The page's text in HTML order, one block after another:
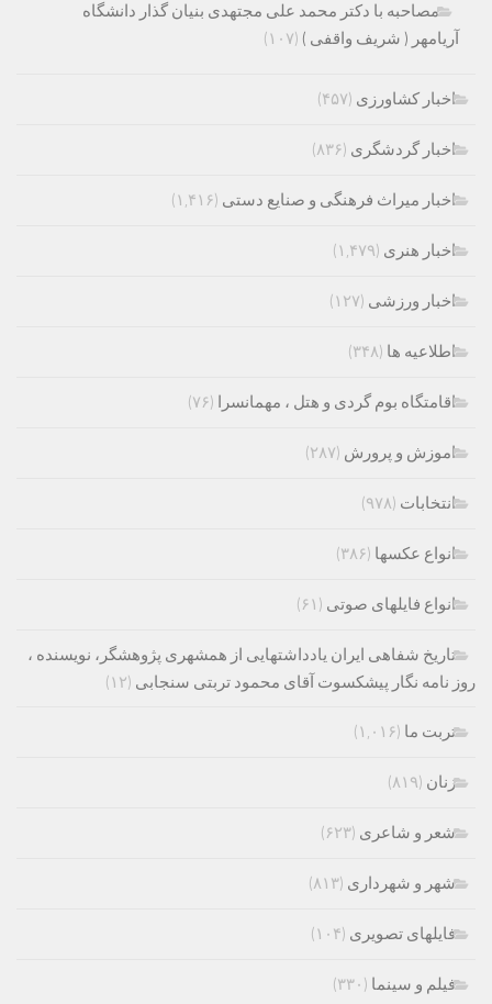
مصاحبه با دکتر محمد علی مجتهدی بنیان گذار دانشگاه
آریامهر ( شریف واقفی ) (۱۰۷)
اخبار کشاورزی (۴۵۷)
اخبار گردشگری (۸۳۶)
اخبار میراث فرهنگی و صنایع دستی (۱,۴۱۶)
اخبار هنری (۱,۴۷۹)
اخبار ورزشی (۱۲۷)
اطلاعیه ها (۳۴۸)
اقامتگاه بوم گردی و هتل ، مهمانسرا (۷۶)
اموزش و پرورش (۲۸۷)
انتخابات (۹۷۸)
انواع عکسها (۳۸۶)
انواع فایلهای صوتی (۶۱)
تاریخ شفاهی ایران یادداشتهایی از همشهری پژوهشگر، نویسنده ،
روز نامه نگار پیشکسوت آقای محمود تربتی سنجابی (۱۲)
تربت ما (۱,۰۱۶)
زنان (۸۱۹)
شعر و شاعری (۶۲۳)
شهر و شهرداری (۸۱۳)
فایلهای تصویری (۱۰۴)
فیلم و سینما (۳۳۰)